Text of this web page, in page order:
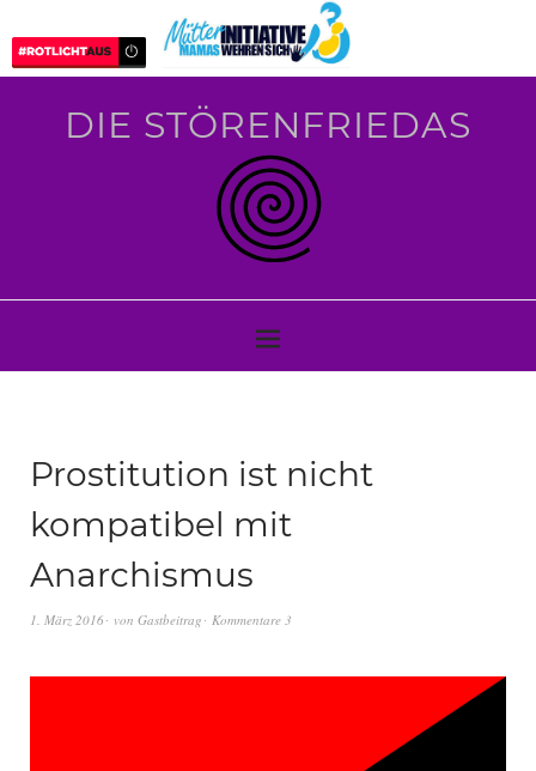
DIE STÖRENFRIEDAS
Prostitution ist nicht
kompatibel mit
Anarchismus
1. März 2016 von Gastbeitrag Kommentare 3